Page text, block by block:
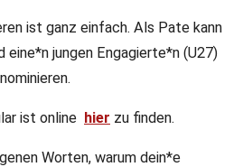
sucht in diesem Jahr
die sich im Fechtsport
ist meist unbezahlt -
ist ganz einfach. Als Pate kann
jungen Engagierte*n (U27)
ist online hier zu finden.
Worten, warum dein*e